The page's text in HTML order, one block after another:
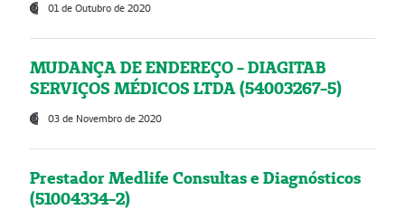
01 de Outubro de 2020
MUDANÇA DE ENDEREÇO - DIAGITAB
SERVIÇOS MÉDICOS LTDA (54003267-5)
03 de Novembro de 2020
Prestador Medlife Consultas e Diagnósticos
(51004334-2)